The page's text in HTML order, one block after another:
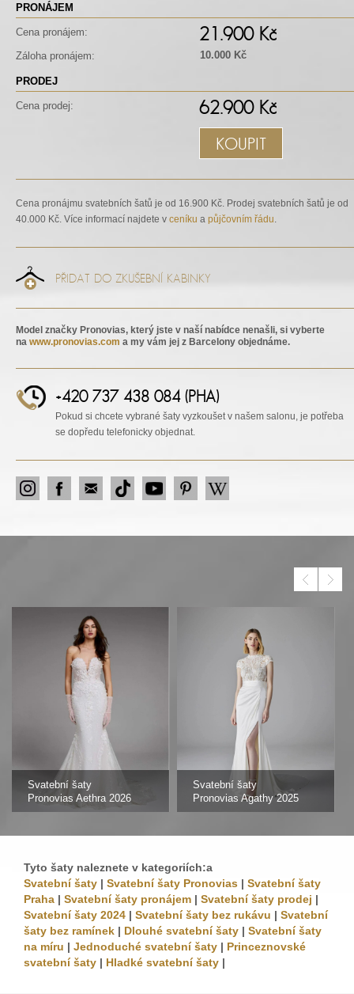
PRONÁJEM
Cena pronájem: 21.900 Kč
Záloha pronájem: 10.000 Kč
PRODEJ
Cena prodej: 62.900 Kč
KOUPIT
Cena pronájmu svatebních šatů je od 16.900 Kč. Prodej svatebních šatů je od
40.000 Kč. Více informací najdete v ceníku a půjčovním řádu.
PŘIDAT DO ZKUŠEBNÍ KABINKY
Model značky Pronovias, který jste v naší nabídce nenašli, si vyberte
na www.pronovias.com a my vám jej z Barcelony objednáme.
+420 737 438 084 (PHA)
Pokud si chcete vybrané šaty vyzkoušet v našem salonu, je potřeba
se dopředu telefonicky objednat.
Svatební šaty
Pronovias Aethra 2026
Svatební šaty
Pronovias Agathy 2025
Tyto šaty naleznete v kategoriích:a
Svatební šaty | Svatební šaty Pronovias | Svatební šaty
Praha | Svatební šaty pronájem | Svatební šaty prodej |
Svatební šaty 2024 | Svatební šaty bez rukávu | Svatební
šaty bez ramínek | Dlouhé svatební šaty | Svatební šaty
na míru | Jednoduché svatební šaty | Princeznovské
svatební šaty | Hladké svatební šaty |